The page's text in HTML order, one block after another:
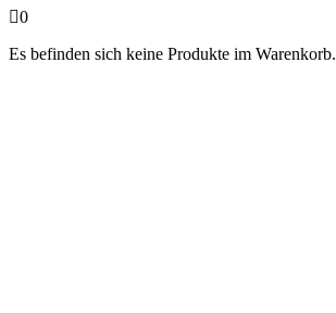
0
Es befinden sich keine Produkte im Warenkorb.